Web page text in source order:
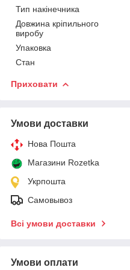
Тип накінечника
Довжина кріпильного
виробу
Упаковка
Стан
Приховати
Умови доставки
Нова Пошта
Магазини Rozetka
Укрпошта
Самовывоз
Всі умови доставки
Умови оплати